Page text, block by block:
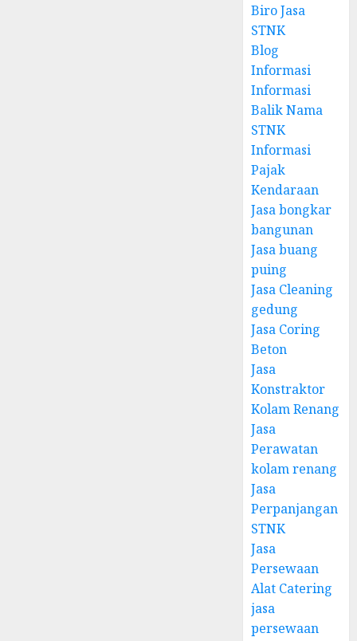
Biro Jasa
STNK
Blog
Informasi
Informasi
Balik Nama
STNK
Informasi
Pajak
Kendaraan
Jasa bongkar
bangunan
Jasa buang
puing
Jasa Cleaning
gedung
Jasa Coring
Beton
Jasa
Konstraktor
Kolam Renang
Jasa
Perawatan
kolam renang
Jasa
Perpanjangan
STNK
Jasa
Persewaan
Alat Catering
jasa
persewaan